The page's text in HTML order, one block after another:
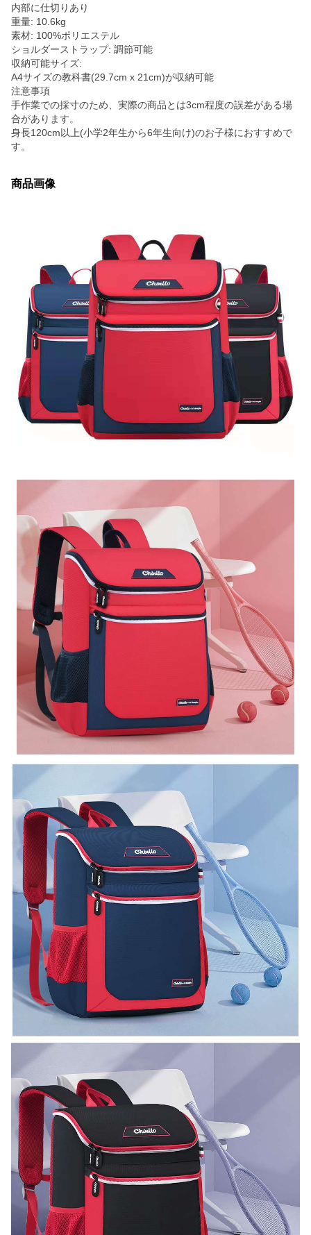
内部に仕切りあり
重量: 10.6kg
素材: 100%ポリエステル
ショルダーストラップ: 調節可能
収納可能サイズ:
A4サイズの教科書(29.7cm x 21cm)が収納可能
注意事項
手作業での採寸のため、実際の商品とは3cm程度の誤差がある場
合があります。
身長120cm以上(小学2年生から6年生向け)のお子様におすすめで
す。
商品画像